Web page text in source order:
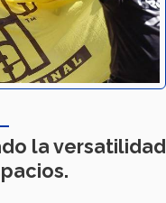
la versatilidad